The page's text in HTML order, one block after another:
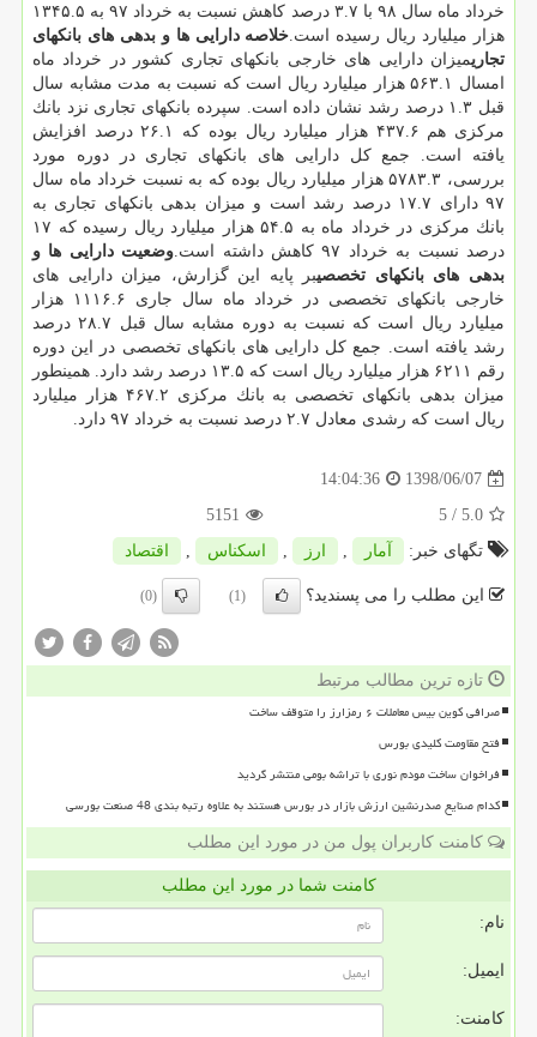
خرداد ماه سال ۹۸ با ۳.۷ درصد كاهش نسبت به خرداد ۹۷ به ۱۳۴۵.۵
هزار میلیارد ریال رسیده است. خلاصه دارایی ها و بدهی های بانكهای
تجاریمیزان دارایی های خارجی بانكهای تجاری كشور در خرداد ماه
امسال ۵۶۳.۱ هزار میلیارد ریال است كه نسبت به مدت مشابه سال
قبل ۱.۳ درصد رشد نشان داده است. سپرده بانكهای تجاری نزد بانك
مركزی هم ۴۳۷.۶ هزار میلیارد ریال بوده كه ۲۶.۱ درصد افزایش
یافته است. جمع كل دارایی های بانكهای تجاری در دوره مورد
بررسی، ۵۷۸۳.۳ هزار میلیارد ریال بوده كه به نسبت خرداد ماه سال
۹۷ دارای ۱۷.۷ درصد رشد است و میزان بدهی بانكهای تجاری به
بانك مركزی در خرداد ماه به ۵۴.۵ هزار میلیارد ریال رسیده كه ۱۷
درصد نسبت به خرداد ۹۷ كاهش داشته است.
وضعیت دارایی ها و
بدهی های بانكهای تخصصیبر پایه این گزارش، میزان دارایی های
خارجی بانكهای تخصصی در خرداد ماه سال جاری ۱۱۱۶.۶ هزار
میلیارد ریال است كه نسبت به دوره مشابه سال قبل ۲۸.۷ درصد
رشد یافته است. جمع كل دارایی های بانكهای تخصصی در این دوره
رقم ۶۲۱۱ هزار میلیارد ریال است كه ۱۳.۵ درصد رشد دارد. همینطور
میزان بدهی بانكهای تخصصی به بانك مركزی ۴۶۷.۲ هزار میلیارد
ریال است كه رشدی معادل ۲.۷ درصد نسبت به خرداد ۹۷ دارد.
1398/06/07
14:04:36
5.0
/ 5
5151
تگهای خبر:
آمار , ارز , اسكناس , اقتصاد
این مطلب را می پسندید؟ (1)
(0)
تازه ترین مطالب مرتبط
صرافی کوین بیس معاملات ۶ رمزارز را متوقف ساخت
فتح مقاومت کلیدی بورس
فراخوان ساخت مودم نوری با تراشه بومی منتشر گردید
کدام صنایع صدرنشین ارزش بازار در بورس هستند به علاوه رتبه بندی 48 صنعت بورسی
کامنت کاربران پول من در مورد این مطلب
کامنت شما در مورد این مطلب
نام:
ایمیل:
کامنت: